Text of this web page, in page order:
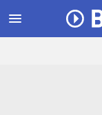
menu